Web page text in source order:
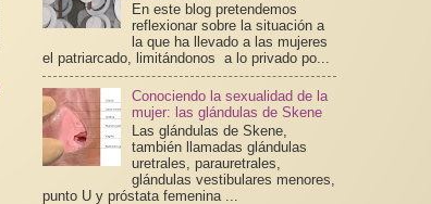
En este blog pretendemos
reflexionar sobre la situación a
la que ha llevado a las mujeres
el patriarcado, limitándonos a lo privado po...
Conociendo la sexualidad de la
mujer: las glándulas de Skene
Las glándulas de Skene,
también llamadas glándulas
uretrales, parauretrales,
glándulas vestibulares menores,
punto U y próstata femenina ...